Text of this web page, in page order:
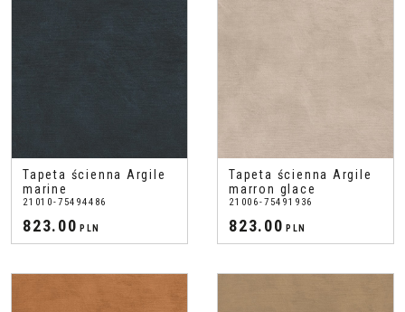
Tapeta ścienna Argile
marine
21010-75494486
823.00 PLN
Tapeta ścienna Argile
marron glace
21006-75491936
823.00 PLN